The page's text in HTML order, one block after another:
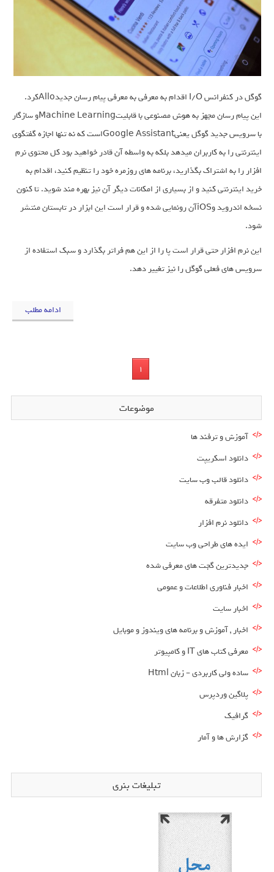
گوگل در کنفرانس I/O اقدام به معرفی به معرفی پیام رسان جدیدAlloکرد.
این پیام رسان مجهز به هوش مصنوعی با قابلیتMachine Learningو سازگار
با سرویس جدید گوگل یعنیGoogle Assistantاست که نه تنها اجازه گفتگوی
اینترنتی را به کاربران میدهد بلکه به واسطه آن قادر خواهید بود کل محتوی نرم
افزار را به اشتراک بگذارید، برنامه های روزمره خود را تنظیم کنید، اقدام به
خرید اینترنتی کنید و از بسیاری از امکانات دیگر آن نیز بهره مند شوید. تا کنون
نسخه اندروید وiOSآن رونمایی شده و قرار است این ابزار در تابستان منتشر
شود.
این نرم افزار حتی قرار است پا را از این هم فراتر بگذارد و سبک استفاده از
سرویس های فعلی گوگل را نیز تغییر دهد.
ادامه مطلب
1
موضوعات
آموزش و ترفند ها
دانلود اسکریپت
دانلود قالب وب سایت
دانلود متفرقه
دانلود نرم افزار
ایده های طراحی وب سایت
جدیدترین گجت های معرفی شده
اخبار فناوری اطلاعات و عمومی
اخبار سایت
اخبار , آموزش و برنامه های ویندوز و موبایل
معرفی کتاب های IT و کامپیوتر
ساده ولی کاربردی – زبان Html
پلاگین وردپرس
گرافیک
گزارش ها و آمار
تبلیغات بنری